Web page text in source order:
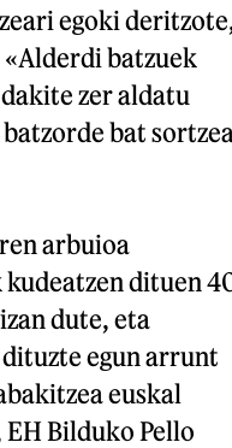
egoki
batzuek
zer aldatu
bat
arbuioa
dituen
dute, eta
egun arrunt
euskal
Bilduko Pello